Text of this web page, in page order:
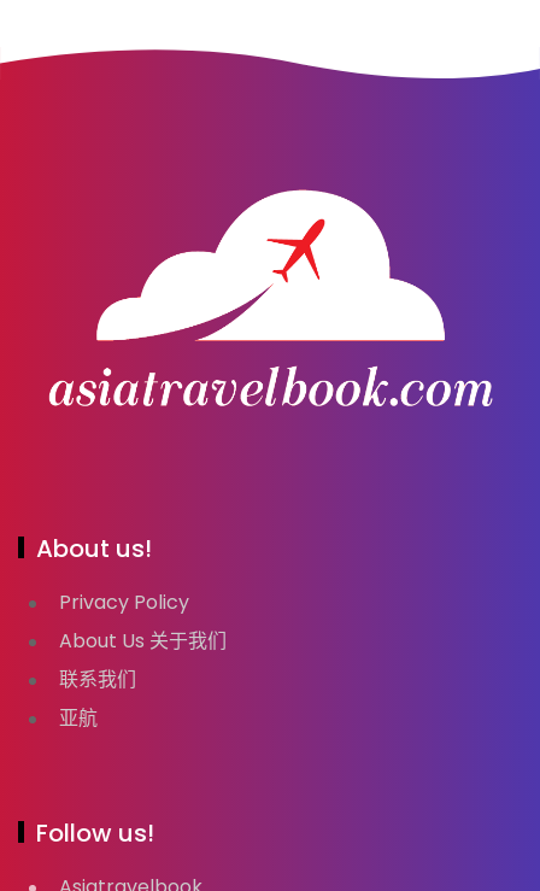
About us!
Privacy Policy
About Us 关于我们
联系我们
亚航
Follow us!